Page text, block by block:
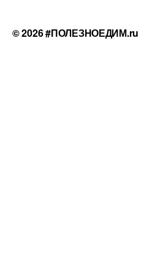
© 2026#ПОЛЕЗНОЕДИМ.ru